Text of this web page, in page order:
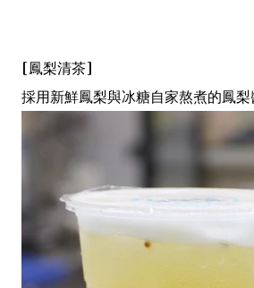
[鳳梨清茶]
採用新鮮鳳梨與冰糖自家熬煮的鳳梨